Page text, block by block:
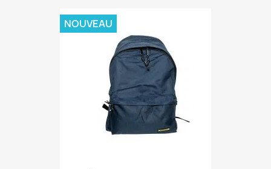
NOUVEAU